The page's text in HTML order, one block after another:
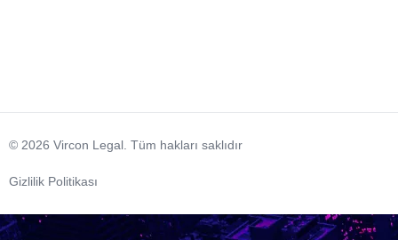
© 2026 Vircon Legal. Tüm hakları saklıdır
Gizlilik Politikası